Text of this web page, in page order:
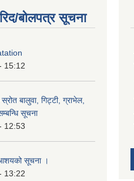
बोलपत्र सूचना
15:12
बालुवा, गिट्टी, ग्राभेल,
सूचना
12:53
सूचना ।
13:22